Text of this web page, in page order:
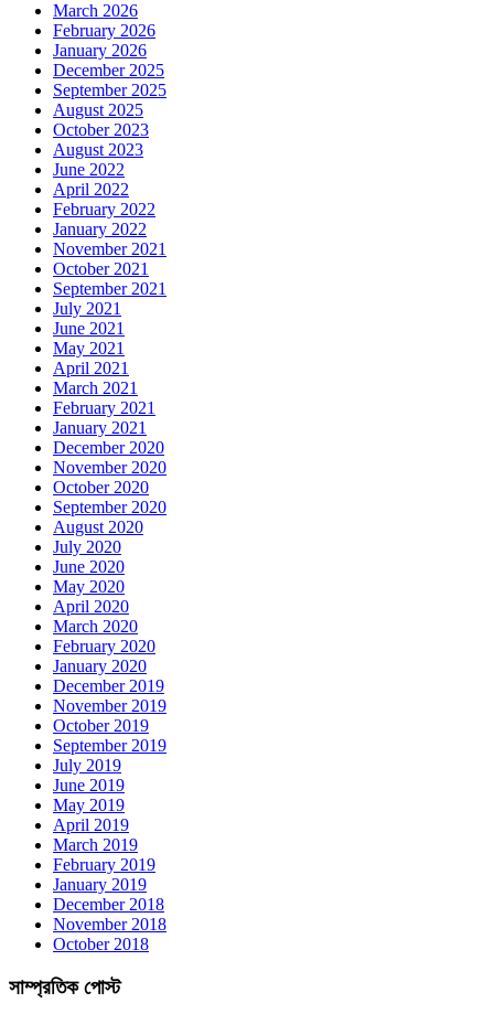
March 2026
February 2026
January 2026
December 2025
September 2025
August 2025
October 2023
August 2023
June 2022
April 2022
February 2022
January 2022
November 2021
October 2021
September 2021
July 2021
June 2021
May 2021
April 2021
March 2021
February 2021
January 2021
December 2020
November 2020
October 2020
September 2020
August 2020
July 2020
June 2020
May 2020
April 2020
March 2020
February 2020
January 2020
December 2019
November 2019
October 2019
September 2019
July 2019
June 2019
May 2019
April 2019
March 2019
February 2019
January 2019
December 2018
November 2018
October 2018
সাম্প্রতিক পোস্ট